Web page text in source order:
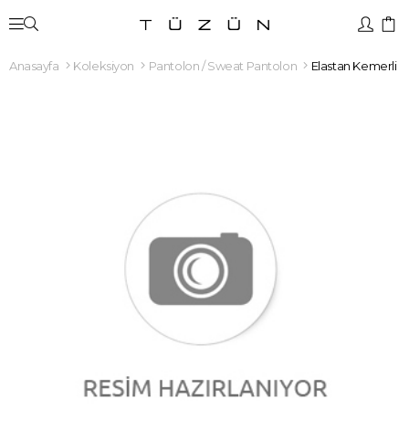
Anasayfa Koleksiyon Pantolon / Sweat Pantolon Elastan Kemerli